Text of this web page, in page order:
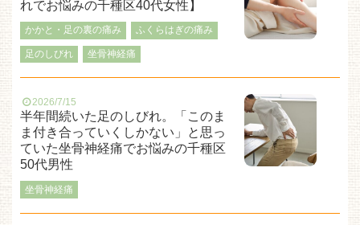
れでお悩みの千種区40代女性】
かかと・足の裏の痛み ふくらはぎの痛み
足のしびれ 坐骨神経痛
2026/7/15
半年間続いた足のしびれ。「このま
ま付き合っていくしかない」と思っ
ていた坐骨神経痛でお悩みの千種区
50代男性
坐骨神経痛